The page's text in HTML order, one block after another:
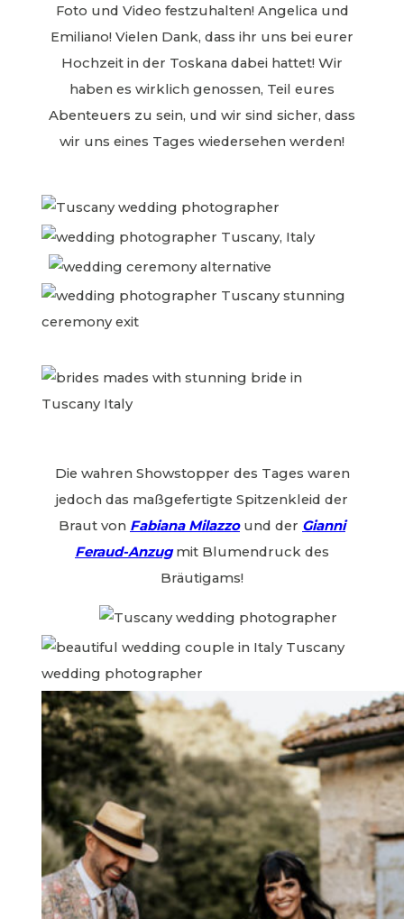
Foto und Video festzuhalten! Angelica und
Emiliano! Vielen Dank, dass ihr uns bei eurer
Hochzeit in der Toskana dabei hattet! Wir
haben es wirklich genossen, Teil eures
Abenteuers zu sein, und wir sind sicher, dass
wir uns eines Tages wiedersehen werden!
Die wahren Showstopper des Tages waren
jedoch das maßgefertigte Spitzenkleid der
Braut von Fabiana Milazzound der Gianni
Feraud-Anzug mit Blumendruck des
Bräutigams!